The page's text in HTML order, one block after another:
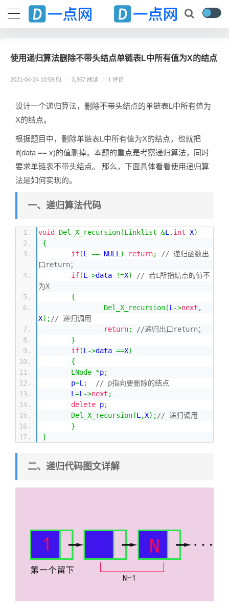
使用递归算法删除不带头结点单链表L中所有值为X的结点
2021-04-24 10:59:51 / 3,367 阅读 / 1 评论
设计一个递归算法，删除不带头结点的单链表L中所有值为
X的结点。
根据题目中，删除单链表L中所有值为X的结点，也就把
if(data == x)的值删掉。本题的重点是考察递归算法，同时
要求单链表不带头结点。 那么，下面具体看看使用递归算
法是如何实现的。
一、递归算法代码
void Del_X_recursion(Linklist &L ,int X)
{
if(L == NULL ) return;
// 递归函数出
口return；
if(L ->data !=X)
// 若L所指结点的值不
为X
{
Del_X_recursion(L ->next ,
X); // 递归调用
return;
//递归出口return；
}
if(L ->data ==X)
{
LNode *p;
	p
=L ;
// p指向要删除的结点
	L
=L ->next ;
delete p;
Del_X_recursion(L ,X); // 递归调用
}
}
二、递归代码图文详解